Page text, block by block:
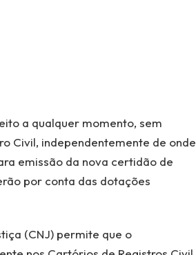
a qualquer momento, sem
Civil, independentemente de onde
emissão da nova certidão de
por conta das dotações
(CNJ) permite que o